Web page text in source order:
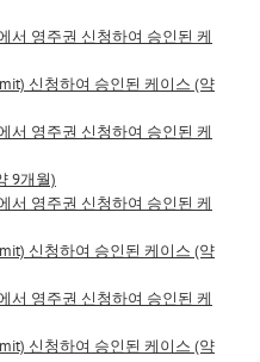
서 영주권 신청하여 승인된 케
신청하여 승인된 케이스 (약
서 영주권 신청하여 승인된 케
9개월)
서 영주권 신청하여 승인된 케
신청하여 승인된 케이스 (약
서 영주권 신청하여 승인된 케
신청하여 승인된 케이스 (약